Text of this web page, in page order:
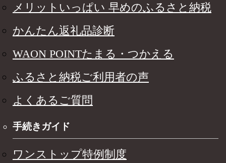
メリットいっぱい 早めのふるさと納税
かんたん返礼品診断
WAON POINTたまる・つかえる
ふるさと納税ご利用者の声
よくあるご質問
手続きガイド
ワンストップ特例制度